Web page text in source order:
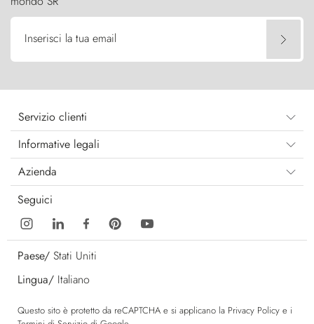
Inserisci la tua email
Servizio clienti
Informative legali
Azienda
Seguici
Paese/ Stati Uniti
Lingua/ Italiano
Questo sito è protetto da reCAPTCHA e si applicano la Privacy Policy e i